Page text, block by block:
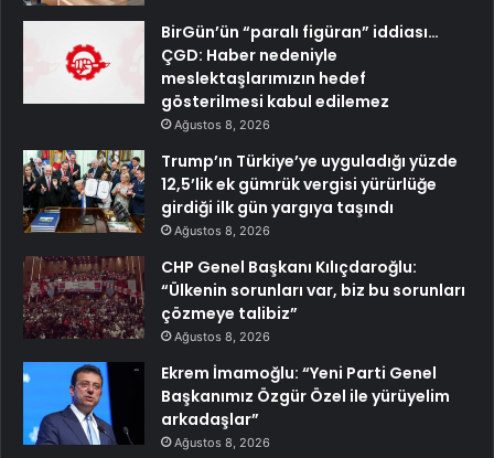
BirGün’ün “paralı figüran” iddiası…
ÇGD: Haber nedeniyle
meslektaşlarımızın hedef
gösterilmesi kabul edilemez
Ağustos 8, 2026
Trump’ın Türkiye’ye uyguladığı yüzde
12,5’lik ek gümrük vergisi yürürlüğe
girdiği ilk gün yargıya taşındı
Ağustos 8, 2026
CHP Genel Başkanı Kılıçdaroğlu:
“Ülkenin sorunları var, biz bu sorunları
çözmeye talibiz”
Ağustos 8, 2026
Ekrem İmamoğlu: “Yeni Parti Genel
Başkanımız Özgür Özel ile yürüyelim
arkadaşlar”
Ağustos 8, 2026